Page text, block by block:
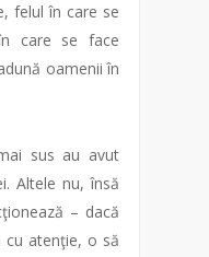
felul în care se
care se face
oamenii în
sus au avut
Altele nu, însă
– dacă
atenţie, o să